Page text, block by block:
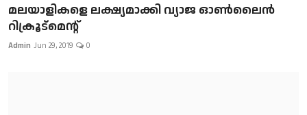
മലയാളികളെ ലക്ഷ്യമാക്കി വ്യാജ ഓൺലൈൻ
റിക്രൂട്മെന്റ്
Admin Jun 29, 2019 0